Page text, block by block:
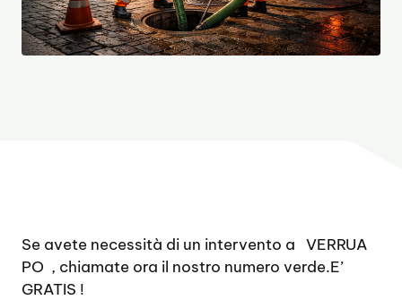
Se avete necessità di un intervento a VERRUA
PO , chiamate ora il nostro numero verde.E’
GRATIS !